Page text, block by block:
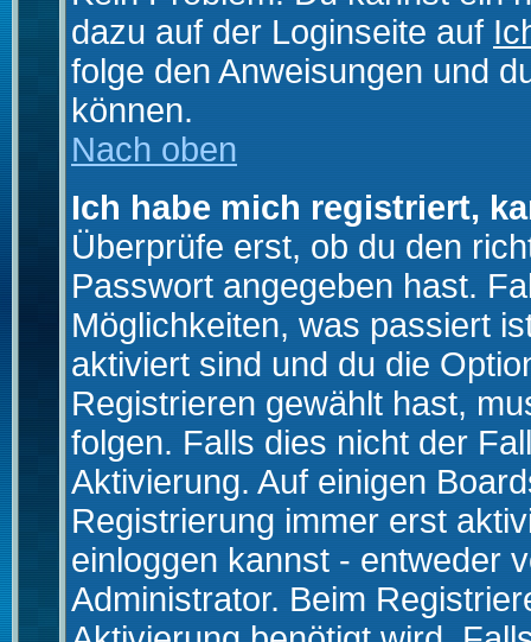
dazu auf der Loginseite auf
folge den Anweisungen und
können.
Nach oben
Ich habe mich registriert,
Überprüfe erst, ob du den
Passwort angegeben hast.
Möglichkeiten, was passiert
aktiviert sind und du die
Registrieren gewählt hast,
folgen. Falls dies nicht der
Aktivierung. Auf einigen
Registrierung immer erst
einloggen kannst - entweder
Administrator. Beim